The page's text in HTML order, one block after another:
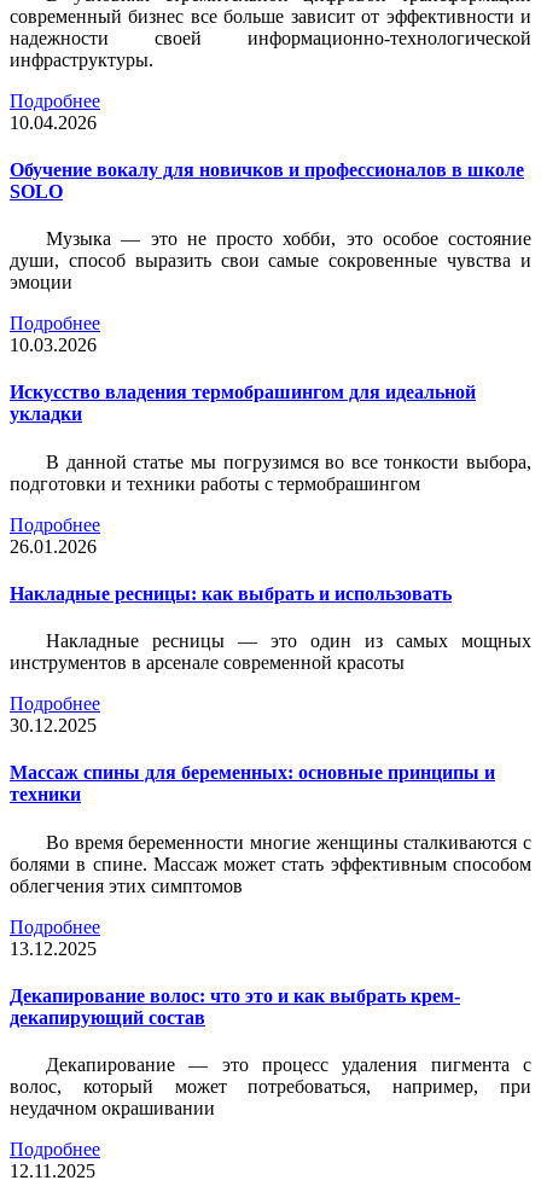
современный бизнес все больше зависит от эффективности и
надежности своей информационно-технологической
инфраструктуры.
Подробнее
10.04.2026
Обучение вокалу для новичков и профессионалов в школе
SOLO
Музыка — это не просто хобби, это особое состояние
души, способ выразить свои самые сокровенные чувства и
эмоции
Подробнее
10.03.2026
Искусство владения термобрашингом для идеальной
укладки
В данной статье мы погрузимся во все тонкости выбора,
подготовки и техники работы с термобрашингом
Подробнее
26.01.2026
Накладные ресницы: как выбрать и использовать
Накладные ресницы — это один из самых мощных
инструментов в арсенале современной красоты
Подробнее
30.12.2025
Массаж спины для беременных: основные принципы и
техники
Во время беременности многие женщины сталкиваются с
болями в спине. Массаж может стать эффективным способом
облегчения этих симптомов
Подробнее
13.12.2025
Декапирование волос: что это и как выбрать крем-
декапирующий состав
Декапирование — это процесс удаления пигмента с
волос, который может потребоваться, например, при
неудачном окрашивании
Подробнее
12.11.2025